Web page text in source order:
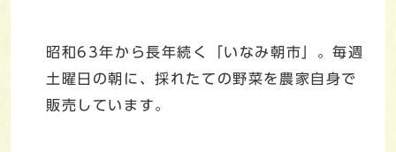
昭和63年から長年続く「いなみ朝市」。毎週
土曜日の朝に、採れたての野菜を農家自身で
販売しています。